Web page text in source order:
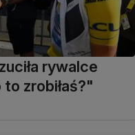
rywalce
zrobiłaś?"